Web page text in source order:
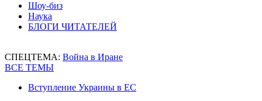
Шоу-биз
Наука
БЛОГИ ЧИТАТЕЛЕЙ
СПЕЦТЕМА: Война в Иране
ВСЕ ТЕМЫ
Вступление Украины в ЕС